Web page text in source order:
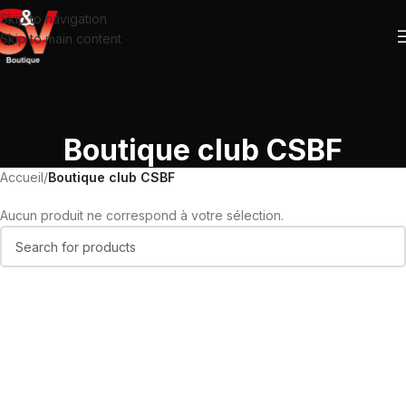
Skip to navigation
Skip to main content
Boutique club CSBF
Accueil/Boutique club CSBF
Aucun produit ne correspond à votre sélection.